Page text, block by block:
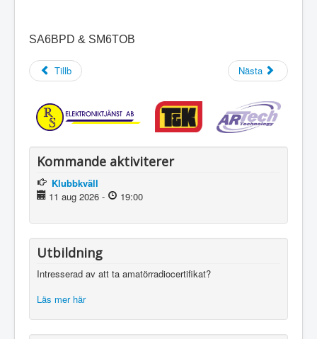
SA6BPD & SM6TOB
Tillb Nästa
Kommande aktiviterer
Klubbkväll
11 aug 2026 - 19:00
Utbildning
Intresserad av att ta amatörradiocertifikat?
Läs mer här